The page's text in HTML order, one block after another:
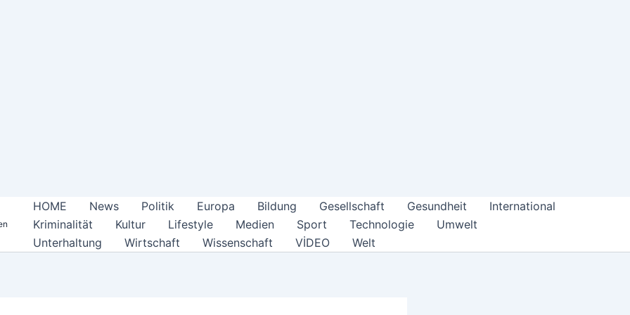
HOME News Politik Europa Bildung Gesellschaft Gesundheit
International
Kriminalität
Kultur Lifestyle Medien Sport Technologie
Umwelt
Unterhaltung
Wirtschaft Wissenschaft VİDEO Welt